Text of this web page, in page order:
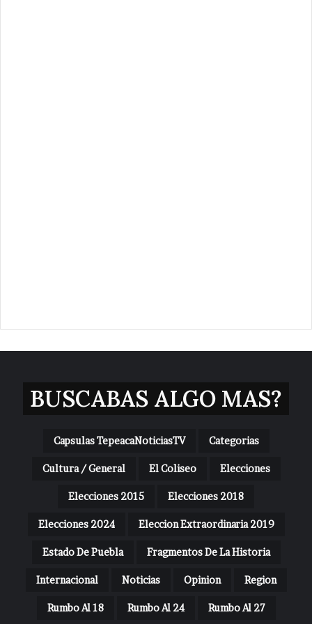
BUSCABAS ALGO MAS?
Capsulas TepeacaNoticiasTV Categorias
Cultura / General El Coliseo Elecciones
Elecciones 2015 Elecciones 2018
Elecciones 2024 Eleccion Extraordinaria 2019
Estado De Puebla Fragmentos De La Historia
Internacional Noticias Opinion Region
Rumbo Al 18 Rumbo Al 24 Rumbo Al 27